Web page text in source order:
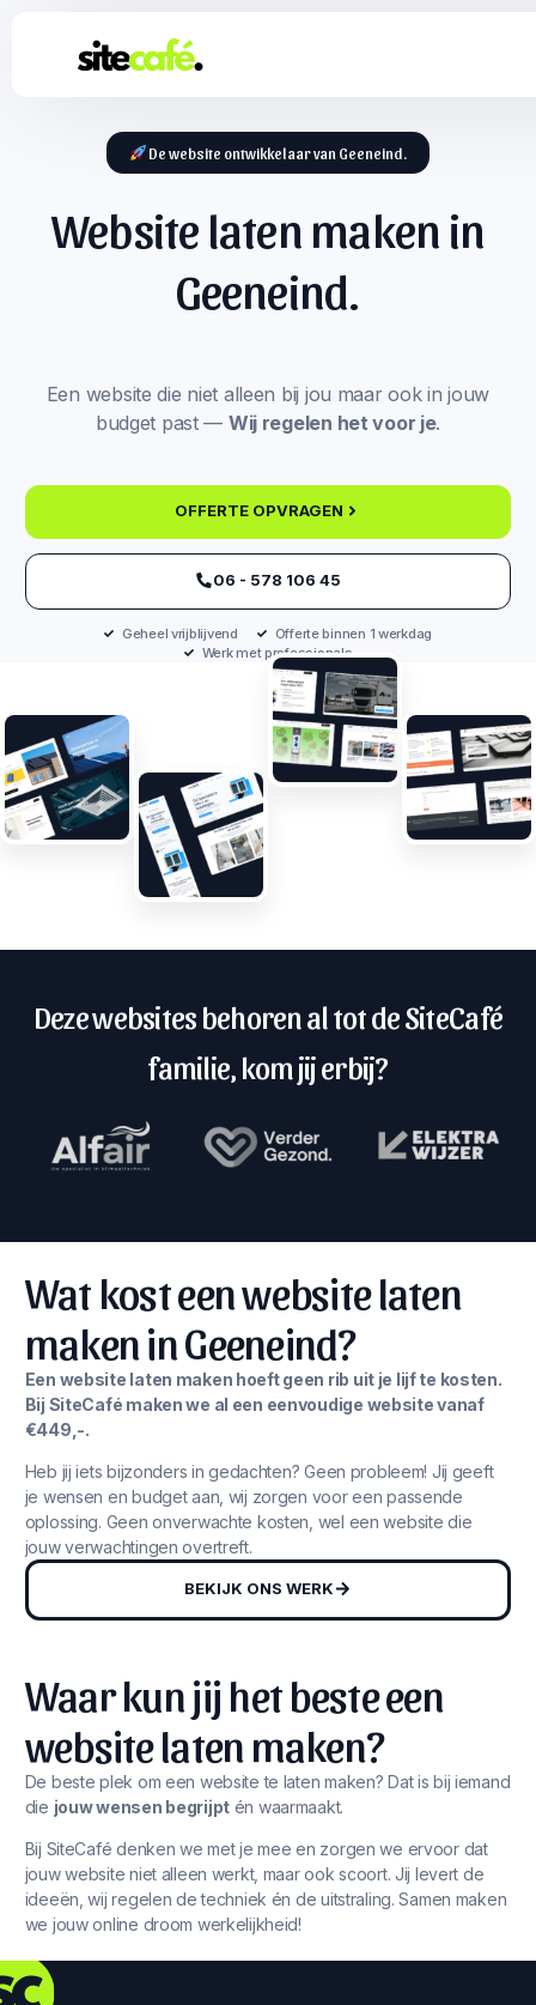
De website ontwikkelaar van Geeneind.
Website laten maken in
Geeneind.
Een website die niet alleen bij jou maar ook in jouw
budget past — Wij regelen het voor je.
OFFERTE OPVRAGEN
‪06 - 578 106 45‬
Geheel vrijblijvend
Offerte binnen 1 werkdag
Werk met professionals
Deze websites behoren al tot de SiteCafé
familie, kom jij erbij?
Wat kost een website laten
maken in Geeneind?
Een website laten maken hoeft geen rib uit je lijf te kosten.
Bij SiteCafé maken we al een eenvoudige website vanaf
€449,-.
Heb jij iets bijzonders in gedachten? Geen probleem! Jij geeft
je wensen en budget aan, wij zorgen voor een passende
oplossing. Geen onverwachte kosten, wel een website die
jouw verwachtingen overtreft.
BEKIJK ONS WERK
Waar kun jij het beste een
website laten maken?
De beste plek om een website te laten maken? Dat is bij iemand
die jouw wensen begrijpt én waarmaakt.
Bij SiteCafé denken we met je mee en zorgen we ervoor dat
jouw website niet alleen werkt, maar ook scoort. Jij levert de
ideeën, wij regelen de techniek én de uitstraling. Samen maken
we jouw online droom werkelijkheid!